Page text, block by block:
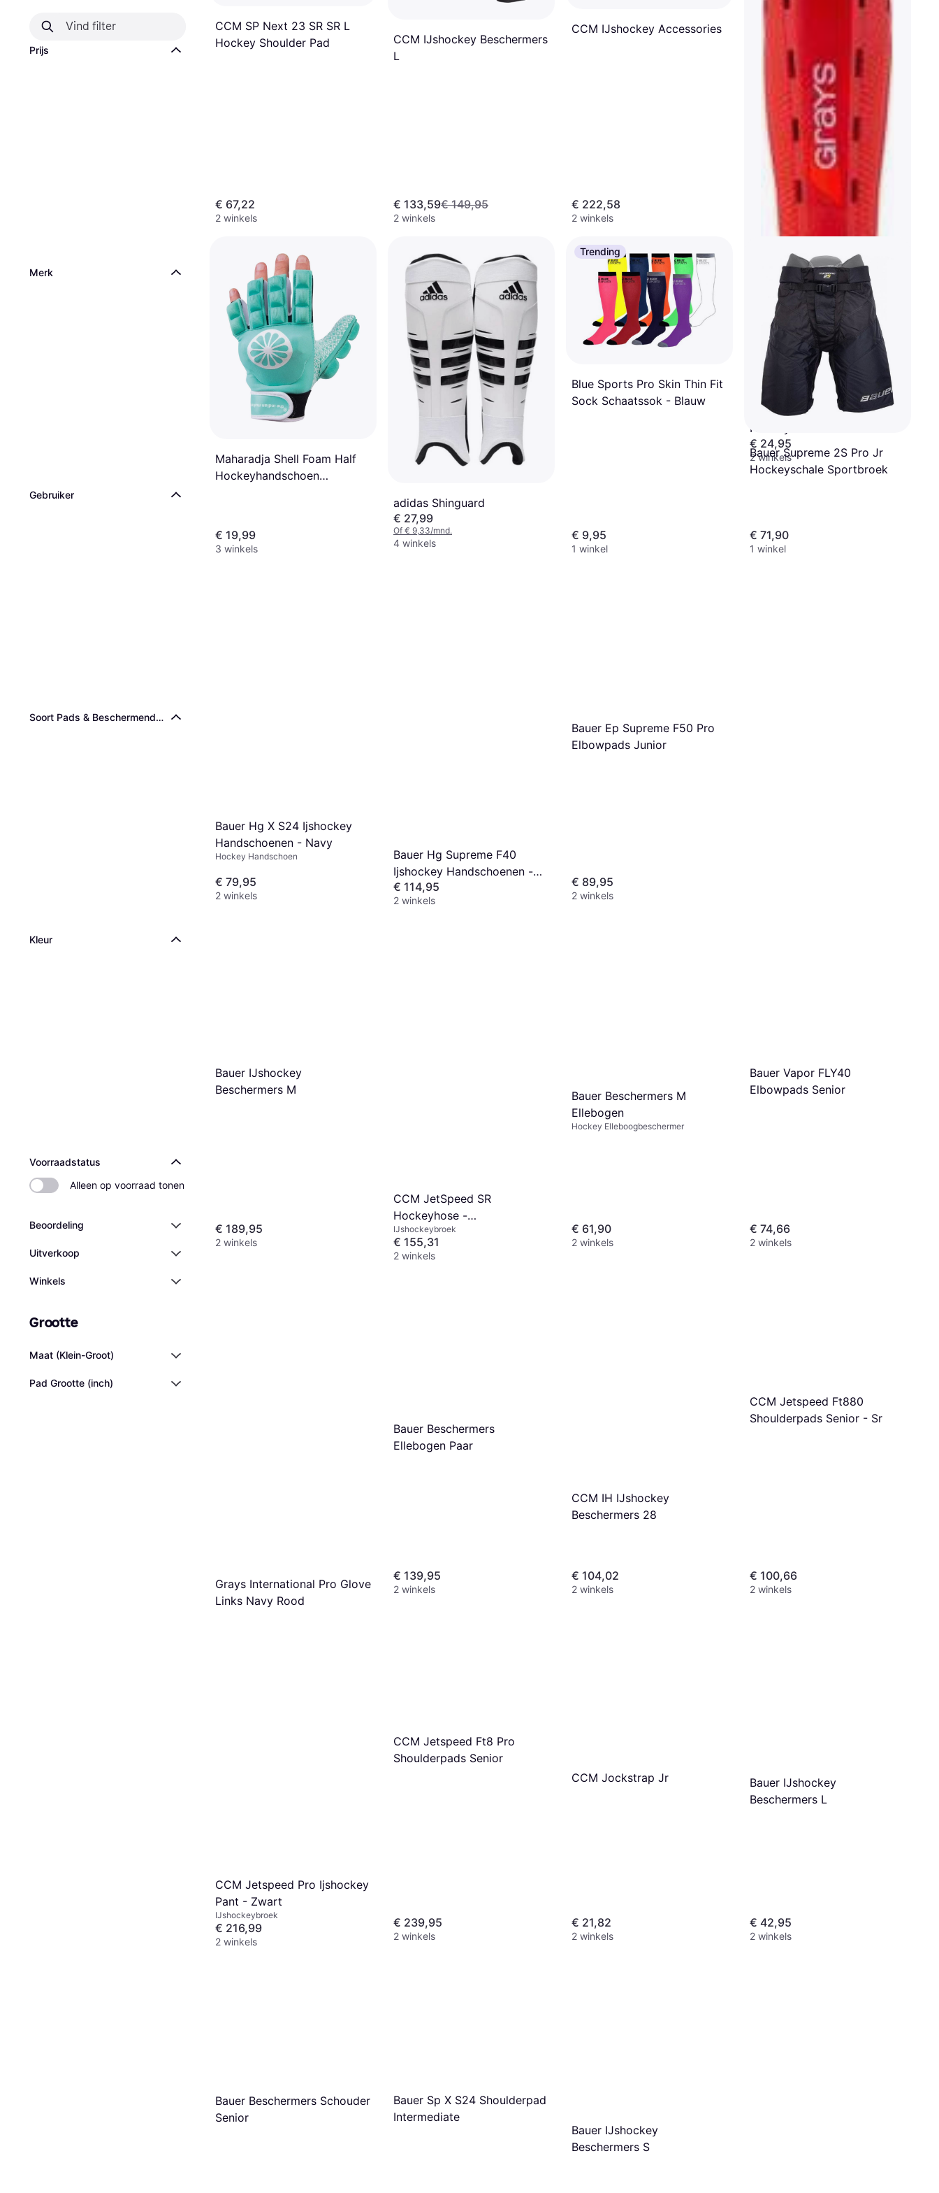
Prijs
Merk
Gebruiker
Soort Pads & Beschermende Uitrusting
Kleur
Voorraadstatus
Alleen op voorraad tonen
Beoordeling
Uitverkoop
Winkels
Grootte
Maat (Klein-Groot)
Pad Grootte (inch)
CCM SP Next 23 SR SR L
Hockey Shoulder Pad
€ 67,22
2 winkels
CCM IJshockey Beschermers
L
€ 133,59€ 149,95
2 winkels
CCM IJshockey Accessories
€ 222,58
2 winkels
Grays Beenbeschermers
Hockey S Guard G-600
Rouge
€ 24,95
2 winkels
Maharadja Shell Foam Half
Hockeyhandschoen
€ 19,99
3 winkels
adidas Shinguard
€ 27,99
Of € 9,33/mnd.
4 winkels
Trending
Blue Sports Pro Skin Thin Fit
Sock Schaatssok - Blauw
€ 9,95
1 winkel
Bauer Supreme 2S Pro Jr
Hockeyschale Sportbroek
€ 71,90
1 winkel
Bauer Hg X S24 Ijshockey
Handschoenen - Navy
Hockey Handschoen
€ 79,95
2 winkels
Bauer Hg Supreme F40
Ijshockey Handschoenen -
Zwart/Wit
€ 114,95
2 winkels
Bauer Ep Supreme F50 Pro
Elbowpads Junior
€ 89,95
2 winkels
Bauer IJshockey
Beschermers M
€ 189,95
2 winkels
CCM JetSpeed SR
Hockeyhose -
Schwarz/Zwart
IJshockeybroek
€ 155,31
2 winkels
Bauer Beschermers M
Ellebogen
Hockey Elleboogbeschermer
€ 61,90
2 winkels
Bauer Vapor FLY40
Elbowpads Senior
€ 74,66
2 winkels
Grays International Pro Glove
Links Navy Rood
Bauer Beschermers
Ellebogen Paar
€ 139,95
2 winkels
CCM IH IJshockey
Beschermers 28
€ 104,02
2 winkels
CCM Jetspeed Ft880
Shoulderpads Senior - Sr
€ 100,66
2 winkels
CCM Jetspeed Pro Ijshockey
Pant - Zwart
IJshockeybroek
€ 216,99
2 winkels
CCM Jetspeed Ft8 Pro
Shoulderpads Senior
€ 239,95
2 winkels
CCM Jockstrap Jr
€ 21,82
2 winkels
Bauer IJshockey
Beschermers L
€ 42,95
2 winkels
Bauer Beschermers Schouder
Senior
Bauer Sp X S24 Shoulderpad
Intermediate
Bauer IJshockey
Beschermers S